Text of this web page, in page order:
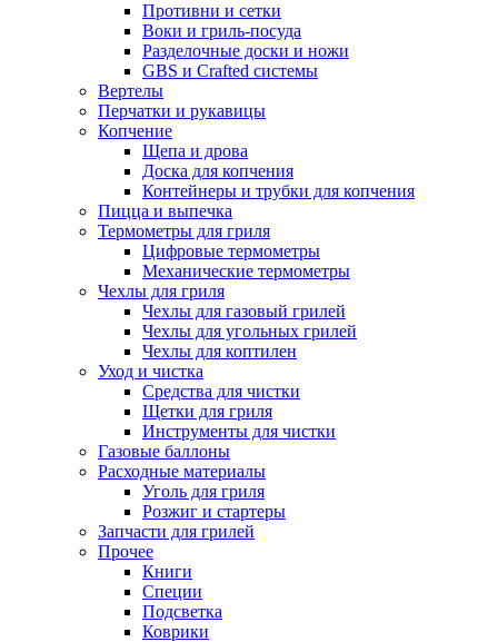
Противни и сетки
Воки и гриль-посуда
Разделочные доски и ножи
GBS и Crafted системы
Вертелы
Перчатки и рукавицы
Копчение
Щепа и дрова
Доска для копчения
Контейнеры и трубки для копчения
Пицца и выпечка
Термометры для гриля
Цифровые термометры
Механические термометры
Чехлы для гриля
Чехлы для газовый грилей
Чехлы для угольных грилей
Чехлы для коптилен
Уход и чистка
Средства для чистки
Щетки для гриля
Инструменты для чистки
Газовые баллоны
Расходные материалы
Уголь для гриля
Розжиг и стартеры
Запчасти для грилей
Прочее
Книги
Специи
Подсветка
Коврики